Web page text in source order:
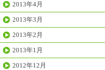
2013年4月
2013年3月
2013年2月
2013年1月
2012年12月